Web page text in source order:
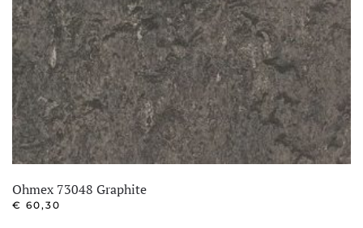
Ohmex 73048 Graphite
€ 60,30